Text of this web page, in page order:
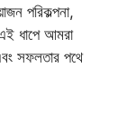
পরিকল্পনা,
ধাপে আমরা
সফলতার পথে